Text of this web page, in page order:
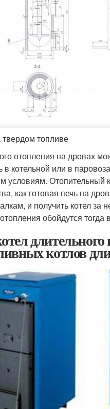
топливе
отопления на дровах
котельной или в
условиям.
как готовая печь на
и получить котел
обойдутся
котлов